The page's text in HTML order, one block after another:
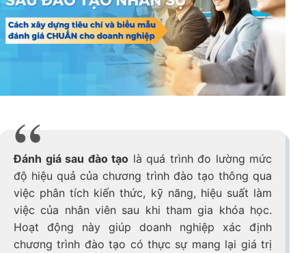
Đánh giá sau đào tạo là quá trình đo lường mức
độ hiệu quả của chương trình đào tạo thông qua
việc phân tích kiến thức, kỹ năng, hiệu suất làm
việc của nhân viên sau khi tham gia khóa học.
Hoạt động này giúp doanh nghiệp xác định
chương trình đào tạo có thực sự mang lại giá trị